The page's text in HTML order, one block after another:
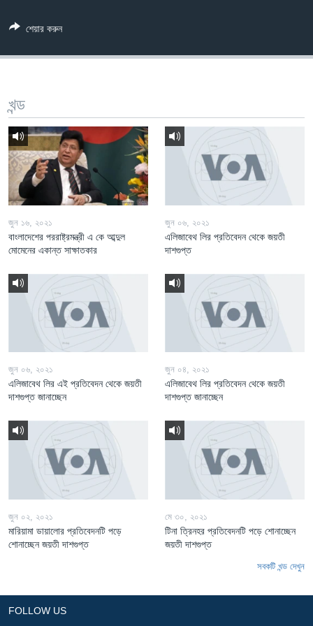
Learning English
FOLLOW US
অন্য ভাষায় ওয়েব সাইট
শেয়ার করুন
খন্ড
জুন ১৬, ২০২১
বাংলাদেশের পররাষ্ট্রমন্ত্রী এ কে আব্দুল
মোমেনের একান্ত সাক্ষাতকার
জুন ০৬, ২০২১
এলিজাবেথ লির প্রতিবেদন থেকে জয়তী
দাশগুপ্ত
জুন ০৬, ২০২১
এলিজাবেথ লির এই প্রতিবেদন থেকে জয়তী
দাশগুপ্ত জানাচ্ছেন
জুন ০৪, ২০২১
এলিজাবেথ লির প্রতিবেদন থেকে জয়তী
দাশগুপ্ত জানাচ্ছেন
জুন ০২, ২০২১
মারিয়ামা ডায়ালোর প্রতিবেদনটি পড়ে
শোনাচ্ছেন জয়তী দাশগুপ্ত
মে ৩০, ২০২১
টিনা ত্রিনহর প্রতিবেদনটি পড়ে শোনাচ্ছেন
জয়তী দাশগুপ্ত
সবকটি খন্ড দেখুন
FOLLOW US